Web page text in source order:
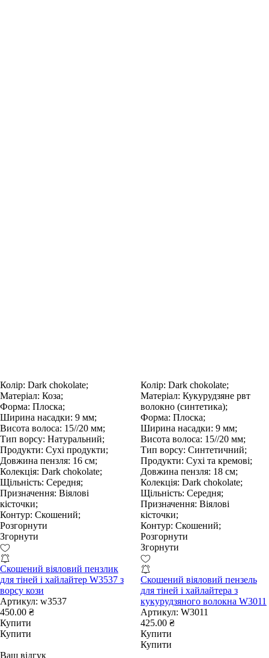
Колір: Dark chokolate;
Матеріал: Коза;
Форма: Плоска;
Ширина насадки: 9 мм;
Висота волоса: 15//20 мм;
Тип ворсу: Натуральний;
Продукти: Сухі продукти;
Довжина пензля: 16 см;
Колекція: Dark chokolate;
Щільність: Середня;
Призначення: Віялові
кісточки;
Контур: Скошений;
Розгорнути
Згорнути
Скошений віяловий пензлик
для тіней і хайлайтер W3537 з
ворсу кози
Артикул: w3537
450.00 ₴
Купити
Купити
Колір: Dark chokolate;
Матеріал: Кукурудзяне рвт
волокно (синтетика);
Форма: Плоска;
Ширина насадки: 9 мм;
Висота волоса: 15//20 мм;
Тип ворсу: Синтетичний;
Продукти: Сухі та кремові;
Довжина пензля: 18 см;
Колекція: Dark chokolate;
Щільність: Середня;
Призначення: Віялові
кісточки;
Контур: Скошений;
Розгорнути
Згорнути
Скошений віяловий пензель
для тіней і хайлайтера з
кукурудзяного волокна W3011
Артикул: W3011
425.00 ₴
Купити
Купити
Ваш відгук